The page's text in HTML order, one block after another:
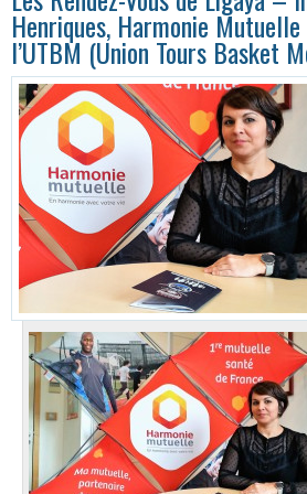
Henriques, Harmonie
l’UTBM (Union Tours Basket